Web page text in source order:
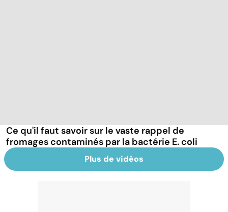
Ce qu'il faut savoir sur le vaste rappel de
fromages contaminés par la bactérie E. coli
Plus de vidéos